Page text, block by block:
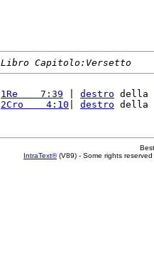
Libro Capitolo:Versetto
1Re    7:39 destro della
2Cro    4:10 destro della
IntraText®(V89) - Some rights reserved